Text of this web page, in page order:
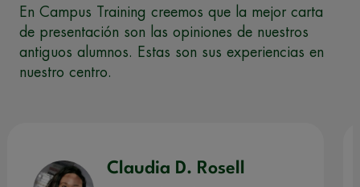
En Campus Training creemos que la mejor carta
de presentación son las opiniones de nuestros
antiguos alumnos. Estas son sus experiencias en
nuestro centro.
Claudia D. Rosell